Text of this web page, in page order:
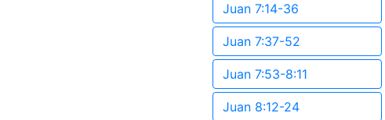
Juan 7:14-36
Juan 7:37-52
Juan 7:53-8:11
Juan 8:12-24